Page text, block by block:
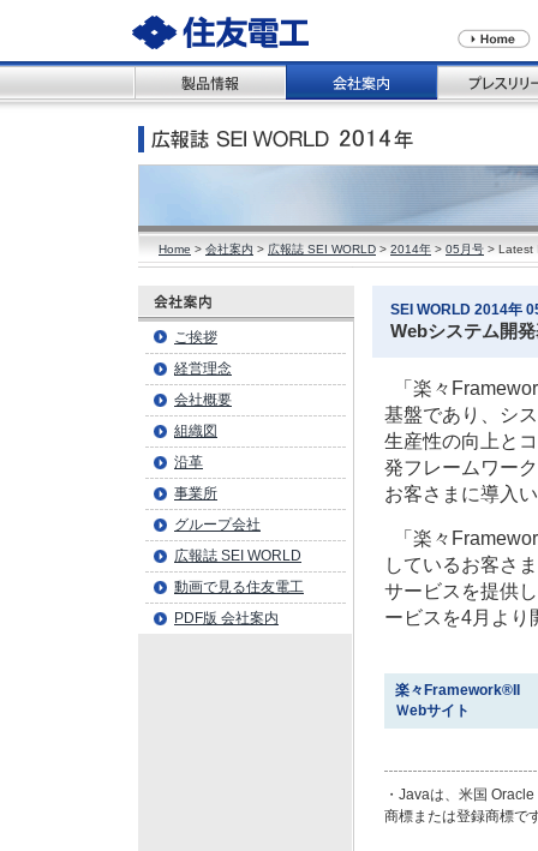
Home > 会社案内 > 広報誌 SEI WORLD > 2014年 > 05月号 > Latest
ご挨拶
経営理念
会社概要
組織図
沿革
事業所
グループ会社
広報誌 SEI WORLD
動画で見る住友電工
PDF版 会社案内
SEI WORLD 2014年
Webシステム開
「楽々
基盤であり、シ
生産性の向上と
発フレームワー
お客さまに導入
「楽々
しているお客さ
サービスを提供
ービスを4月より
楽々Framework®II
Ｗebサイト
・Javaは、米国
商標または登録商標で